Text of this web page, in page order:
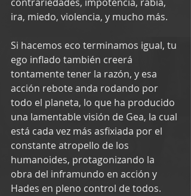
contrariedades, impotencia, rabia,
ira, miedo, violencia, y mucho más.
Si hacemos eco terminamos igual, tu
ego inflado también creerá
tontamente tener la razón, y esa
acción rebote anda rodando por
todo el planeta, lo que ha producido
una lamentable visión de Gea, la cual
está cada vez más asfixiada por el
constante atropello de los
humanoides, protagonizando la
obra del inframundo en acción y
Hades en pleno control de todos.